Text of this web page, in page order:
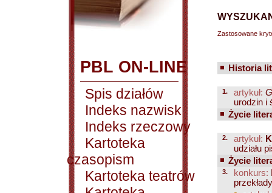
PBL ON-LINE
Spis działów
Indeks nazwisk
Indeks rzeczowy
Kartoteka
czasopism
Kartoteka teatrów
Zastosowane
Historia
1. artykuł:
urodzin i
Życie
2. artykuł:
udziału
Życie
3. konkurs: